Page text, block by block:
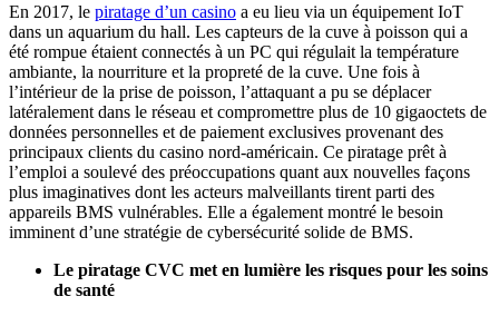
En 2017, le piratage d’un casino a eu lieu via un équipement IoT
dans un aquarium du hall. Les capteurs de la cuve à poisson qui a
été rompue étaient connectés à un PC qui régulait la température
ambiante, la nourriture et la propreté de la cuve. Une fois à
l’intérieur de la prise de poisson, l’attaquant a pu se déplacer
latéralement dans le réseau et compromettre plus de 10 gigaoctets de
données personnelles et de paiement exclusives provenant des
principaux clients du casino nord-américain. Ce piratage prêt à
l’emploi a soulevé des préoccupations quant aux nouvelles façons
plus imaginatives dont les acteurs malveillants tirent parti des
appareils BMS vulnérables. Elle a également montré le besoin
imminent d’une stratégie de cybersécurité solide de BMS.
Le piratage CVC met en lumière les risques pour les soins
de santé